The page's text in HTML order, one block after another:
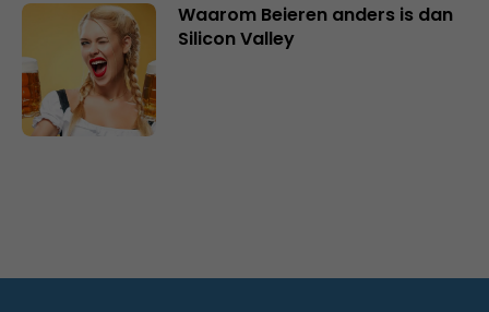
Waarom Beieren anders is dan
Silicon Valley